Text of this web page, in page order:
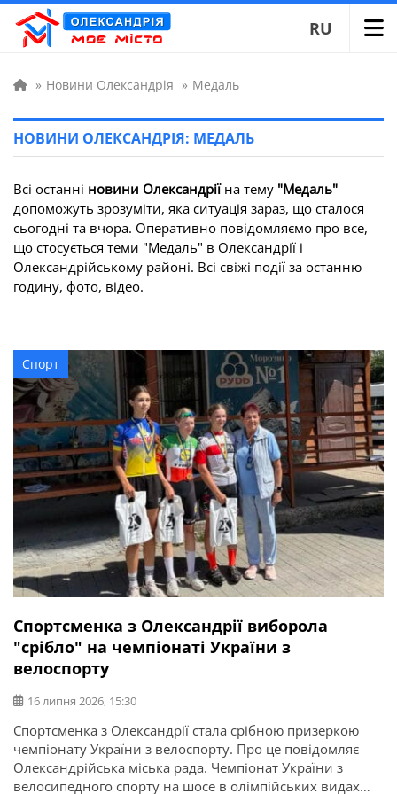
RU
» Новини Олександрія » Медаль
НОВИНИ ОЛЕКСАНДРІЯ: МЕДАЛЬ
Всі останні новини Олександріїна тему "Медаль"
допоможуть зрозуміти, яка ситуація зараз, що сталося
сьогодні та вчора. Оперативно повідомляємо про все,
що стосується теми "Медаль" в Олександрії і
Олександрійському районі. Всі свіжі події за останню
годину, фото, відео.
Спорт
Спортсменка з Олександрії виборола
"срібло" на чемпіонаті України з
велоспорту
16 липня 2026, 15:30
Спортсменка з Олександрії стала срібною призеркою
чемпіонату України з велоспорту. Про це повідомляє
Олександрійська міська рада. Чемпіонат України з
велосипедного спорту на шосе в олімпійських видах